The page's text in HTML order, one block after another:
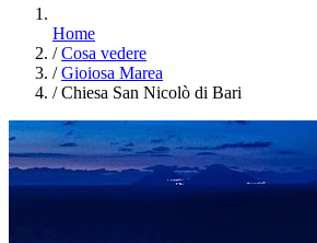
Home
/ Cosa vedere
/ Gioiosa Marea
/ Chiesa San Nicolò di Bari